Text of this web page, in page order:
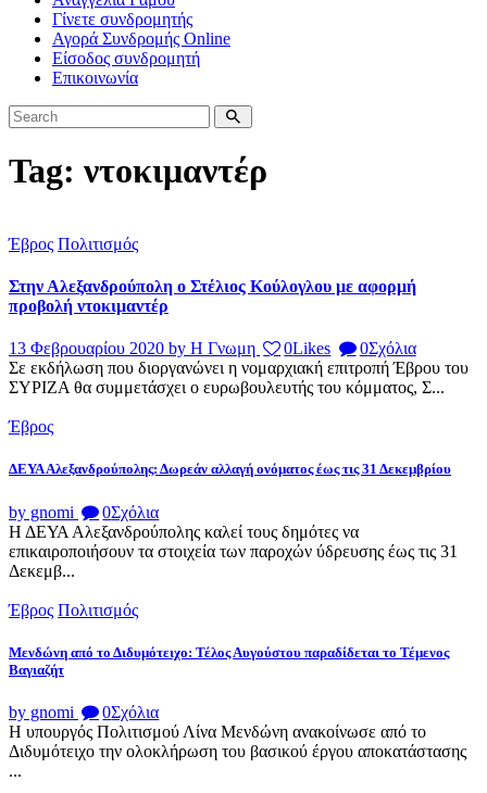
Γίνετε συνδρομητής
Αγορά Συνδρομής Online
Είσοδος συνδρομητή
Επικοινωνία
Tag: ντοκιμαντέρ
Έβρος Πολιτισμός
Στην Αλεξανδρούπολη ο Στέλιος Κούλογλου με αφορμή
προβολή ντοκιμαντέρ
13 Φεβρουαρίου 2020 by Η Γνωμη 0Likes 0Σχόλια
Σε εκδήλωση που διοργανώνει η νομαρχιακή επιτροπή Έβρου του
ΣΥΡΙΖΑ θα συμμετάσχει ο ευρωβουλευτής του κόμματος, Σ...
Έβρος
ΔΕΥΑ Αλεξανδρούπολης: Δωρεάν αλλαγή ονόματος έως τις 31 Δεκεμβρίου
by gnomi 0Σχόλια
Η ΔΕΥΑ Αλεξανδρούπολης καλεί τους δημότες να
επικαιροποιήσουν τα στοιχεία των παροχών ύδρευσης έως τις 31
Δεκεμβ...
Έβρος Πολιτισμός
Μενδώνη από το Διδυμότειχο: Τέλος Αυγούστου παραδίδεται το Τέμενος
Βαγιαζήτ
by gnomi 0Σχόλια
Η υπουργός Πολιτισμού Λίνα Μενδώνη ανακοίνωσε από το
Διδυμότειχο την ολοκλήρωση του βασικού έργου αποκατάστασης
...